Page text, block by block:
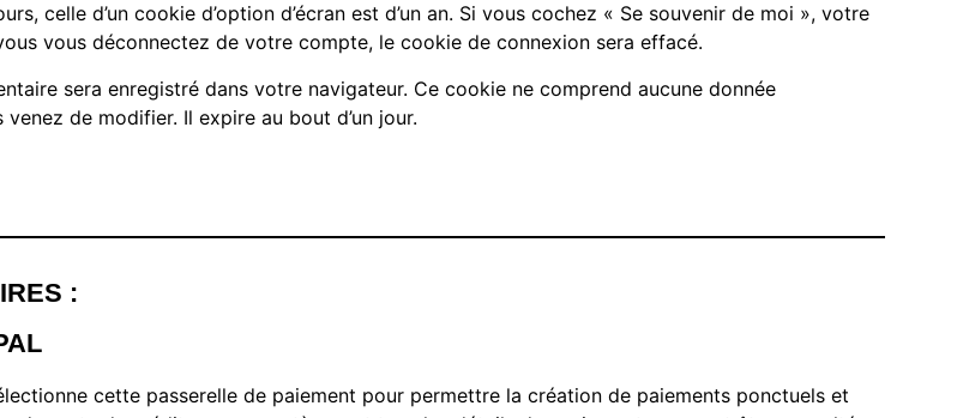
celle d’un cookie d’option d’écran est d’un an. Si vous cochez « Se souvenir de moi », votre
vous déconnectez de votre compte, le cookie de connexion sera effacé.
sera enregistré dans votre navigateur. Ce cookie ne comprend aucune donnée
de modifier. Il expire au bout d’un jour.
:
cette passerelle de paiement pour permettre la création de paiements ponctuels et